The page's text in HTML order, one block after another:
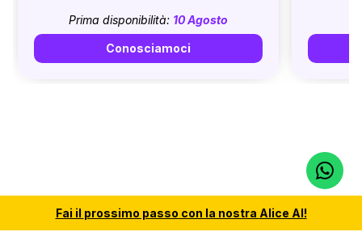
Prima disponibilità: 10 Agosto
Conosciamoci
Fai il prossimo passo con la nostra Alice AI!